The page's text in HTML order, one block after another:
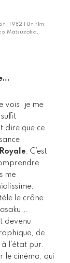
| 1982 | Un film
Matsuzaka,
vois, je me
dire que ce
. C’est
me
le crâne
devenu
de
à l’état pur.
le cinéma, qui